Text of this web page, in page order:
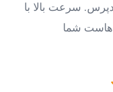
سرعت بالا با
هاست شما